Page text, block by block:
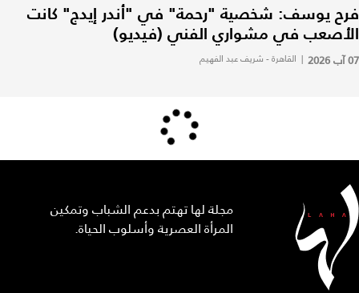
فرح يوسف: شخصية "رحمة" في "أندر إيدج" كانت
الأصعب في مشواري الفني (فيديو)
07 آب 2026 | القاهرة - شريف عبد الفهيم
مجلة لها تهتم بدعم الشباب وتمكين
المرأة العصرية وأسلوب الحياة.